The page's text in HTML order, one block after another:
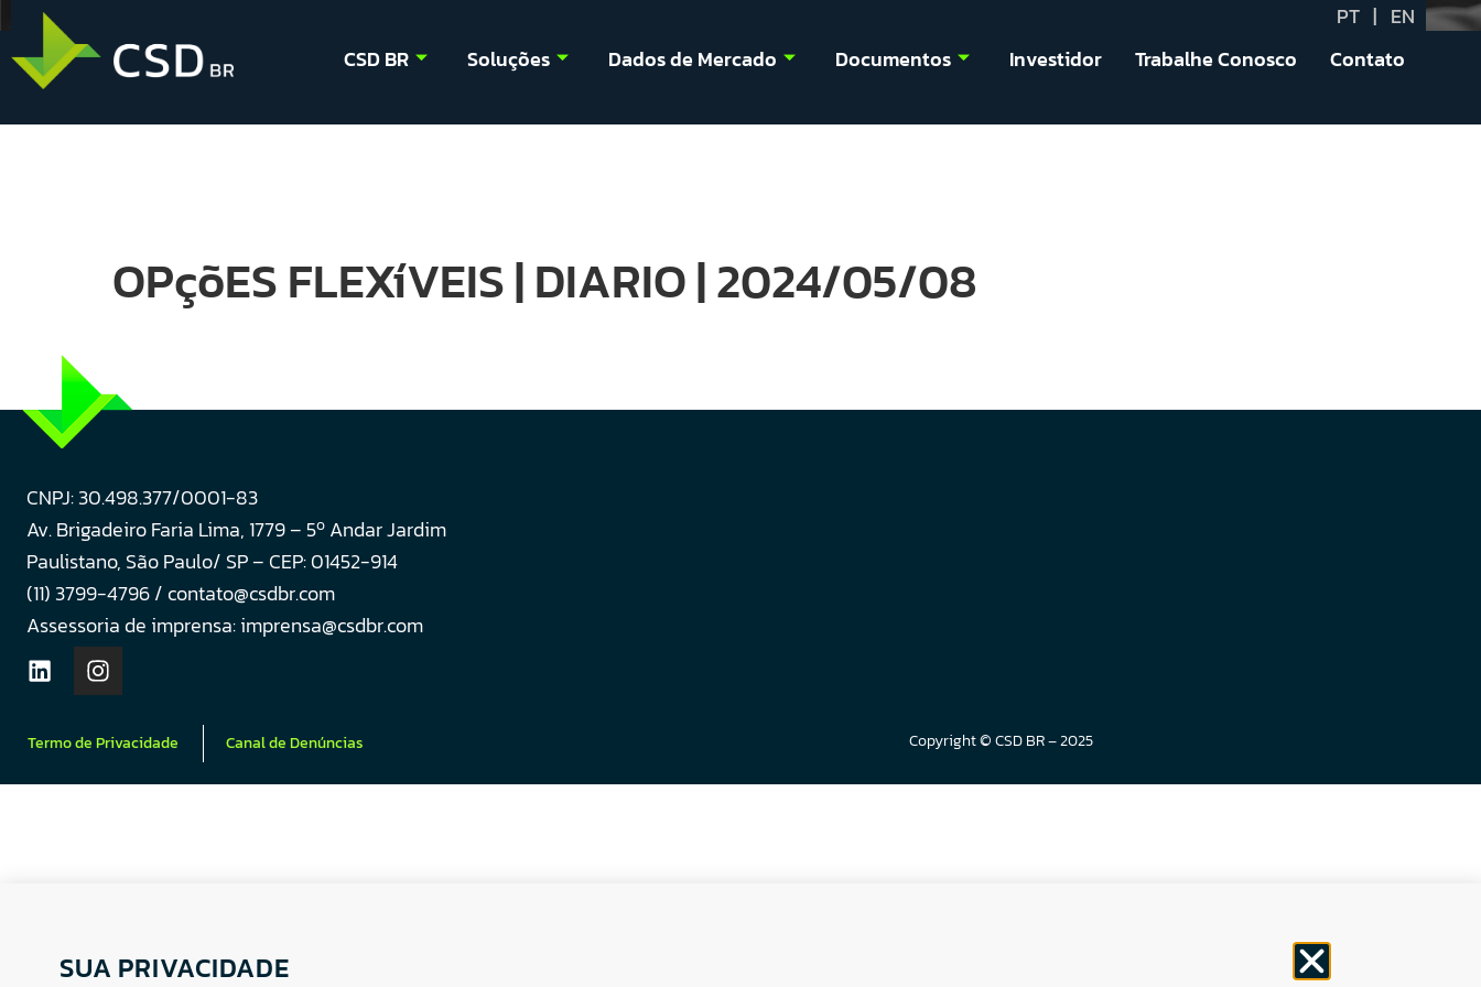
PT | EN
CSD BR
Soluções Dados de Mercado Documentos Investidor Trabalhe Conosco Contato
OPçõES FLEXíVEIS | DIARIO | 2024/05/08
CNPJ: 30.498.377/0001-83
Av. Brigadeiro Faria Lima, 1779 – 5o Andar Jardim
Paulistano, São Paulo/ SP – CEP: 01452-914
(11) 3799-4796 / contato@csdbr.com
Assessoria de imprensa: imprensa@csdbr.com
Termo de Privacidade Canal de Denúncias Copyright © CSD BR – 2025
SUA PRIVACIDADE